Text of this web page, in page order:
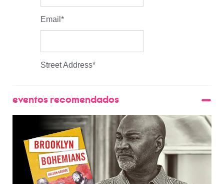
eventos recomendados